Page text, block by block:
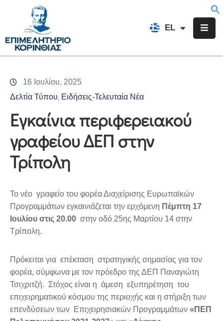
EL
FR
Επιμελητήριο
Υπηρεσίες
Προγράμματα
Εκδηλώσεις
16 Ιουλίου, 2025
Δελτία Τύπου Ειδήσεις-Τελευταία Νέα
Εγκαίνια περιφερειακού
γραφείου ΔΕΠ στην
Τρίπολη
Το νέο γραφείο του φορέα Διαχείρισης Ευρωπαϊκών
Προγραμμάτων εγκαινιάζεται την ερχόμενη Πέμπτη 17
Ιουλίου στις 20.00 στην οδό 25ης Μαρτίου 14 στην
Τρίπολη.
Πρόκειται για επέκταση στρατηγικής σημασίας για τον
φορέα, σύμφωνα με τον πρόεδρο της ΔΕΠ Παναγιώτη
Τσιχριτζή. Στόχος είναι η άμεση εξυπηρέτηση του
επιχειρηματικού κόσμου της περιοχής και η στήριξη των
επενδύσεων των Επιχειρησιακών Προγραμμάτων «ΠΕΠ